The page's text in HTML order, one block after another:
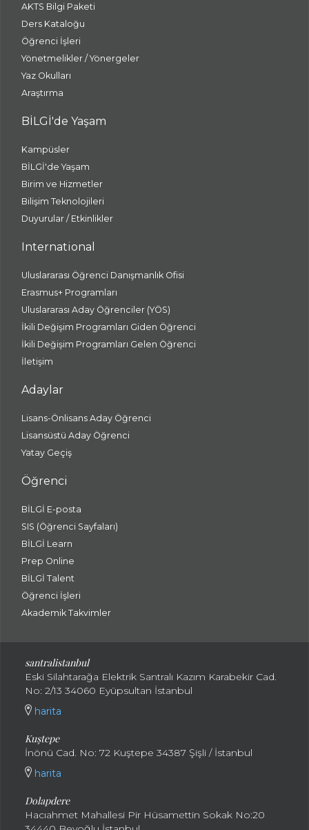
AKTS Bilgi Paketi
Ders Kataloğu
Öğrenci İşleri
Yönetmelikler / Yönergeler
Yaz Okulları
Araştırma
BİLGİ'de Yaşam
Kampüsler
BİLGİ'de Yaşam
Birim ve Hizmetler
Bilişim Teknolojileri
Duyurular / Etkinlikler
International
Uluslararası Öğrenci Danışmanlık Ofisi
Erasmus+ Programları
Uluslararası Aday Öğrenciler (YÖS)
İkili Değişim Programları Giden Öğrenci
İkili Değişim Programları Gelen Öğrenci
İletişim
Adaylar
Lisans-Önlisans Aday Öğrenci
Lisansüstü Aday Öğrenci
Yatay Geçiş
Öğrenci
BİLGİ E-posta
SIS (Öğrenci Sayfaları)
BİLGİ Learn
Prep Online
BİLGİ Talent
Öğrenci İşleri
Akademik Takvimler
santralistanbul
Eski Silahtarağa Elektrik Santralı Kazım Karabekir Cad.
No: 2/13 34060 Eyüpsultan İstanbul
harita
Kuştepe
İnönü Cad. No: 72 Kuştepe 34387 Şişli / İstanbul
harita
Dolapdere
Hacıahmet Mahallesi Pir Hüsamettin Sokak No:20